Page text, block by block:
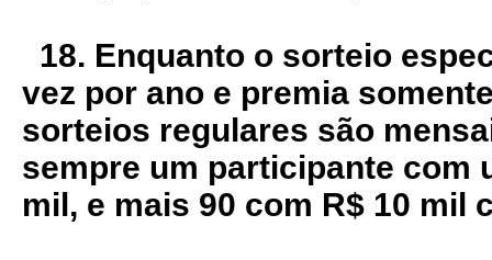
18. Enquanto o sorteio
vez por ano e premia
sorteios regulares são
sempre um participante com
mil, e mais 90 com R$ 10 mil